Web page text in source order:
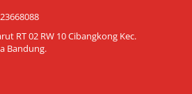
RT 02 RW 10 Cibangkong Kec.
Bandung.